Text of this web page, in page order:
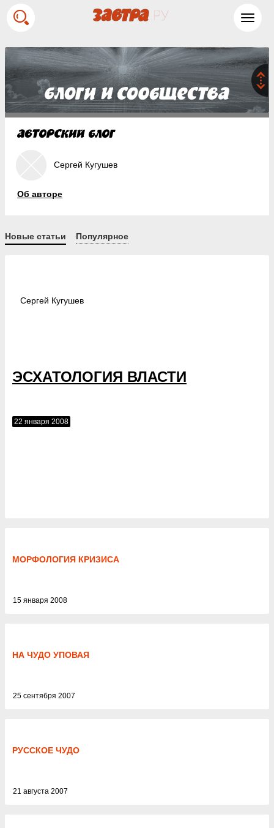
Сергей Кугушев
Об авторе
Новые статьи Популярное
Сергей Кугушев
ЭСХАТОЛОГИЯ ВЛАСТИ
22 января 2008
МОРФОЛОГИЯ КРИЗИСА
15 января 2008
НА ЧУДО УПОВАЯ
25 сентября 2007
РУССКОЕ ЧУДО
21 августа 2007